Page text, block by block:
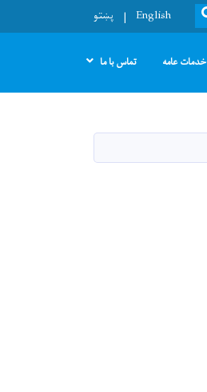
SEARCH
English پښتو
خدمات عامه تماس با ما